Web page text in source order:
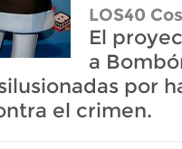
LOS40
El
a
por
el crimen.